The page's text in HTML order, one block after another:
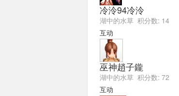
冷泠94冷泠
湖中的水草 积分数: 14
互动
巫神趙子鑨
湖中的水草 积分数: 72
互动